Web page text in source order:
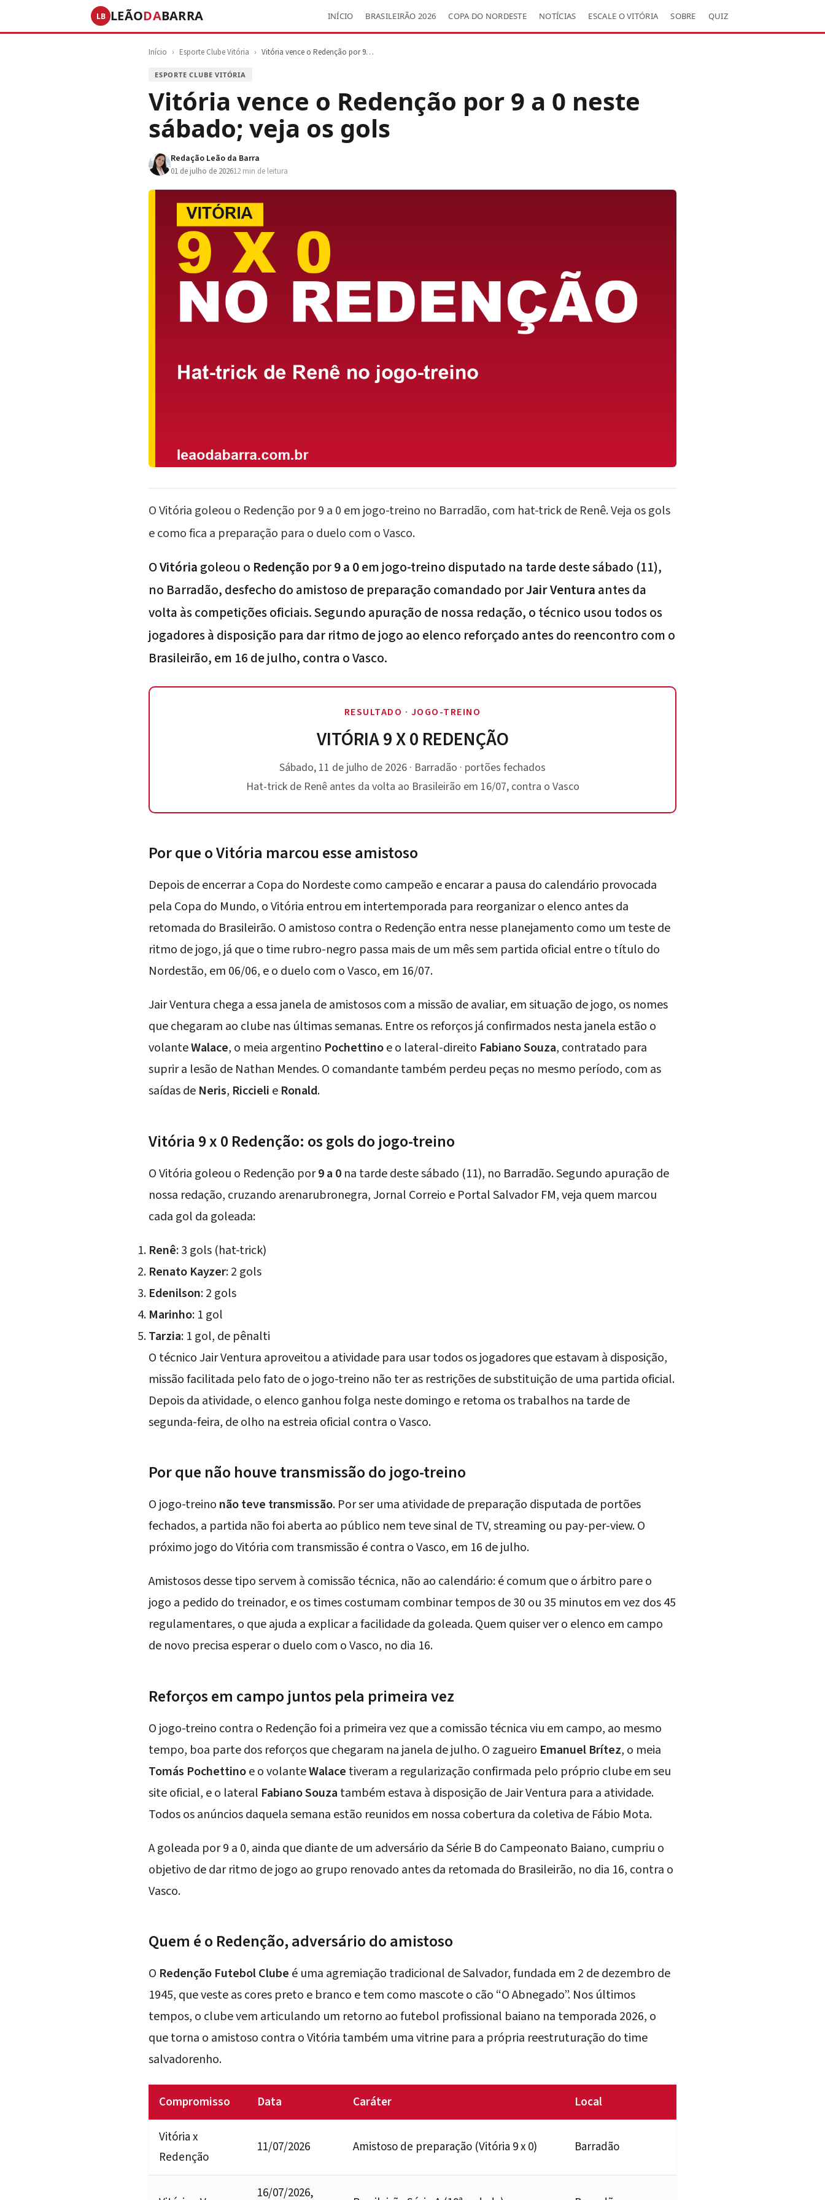
LB LEÃODABARRA INÍCIO BRASILEIRÃO 2026 COPA DO NORDESTE NOTÍCIAS ESCALE O VITÓRIA SOBRE QUIZ
Início › Esporte Clube Vitória › Vitória vence o Redenção por 9…
ESPORTE CLUBE VITÓRIA
Vitória vence o Redenção por 9 a 0 neste
sábado; veja os gols
Redação Leão da Barra
01 de julho de 202612 min de leitura
O Vitória goleou o Redenção por 9 a 0 em jogo-treino no Barradão, com hat-trick de Renê. Veja os gols
e como fica a preparação para o duelo com o Vasco.
OVitóriagoleou o Redenção por9 a 0em jogo-treino disputado na tarde deste sábado (11),
no Barradão, desfecho do amistoso de preparação comandado porJair Venturaantes da
volta às competições oficiais. Segundo apuração de nossa redação, o técnico usou todos os
jogadores à disposição para dar ritmo de jogo ao elenco reforçado antes do reencontro com o
Brasileirão, em 16 de julho, contra o Vasco.
RESULTADO · JOGO-TREINO
VITÓRIA 9 X 0 REDENÇÃO
Sábado, 11 de julho de 2026 · Barradão · portões fechados
Hat-trick de Renê antes da volta ao Brasileirão em 16/07, contra o Vasco
Por que o Vitória marcou esse amistoso
Depois de encerrar a Copa do Nordeste como campeão e encarar a pausa do calendário provocada
pela Copa do Mundo, o Vitória entrou em intertemporada para reorganizar o elenco antes da
retomada do Brasileirão. O amistoso contra o Redenção entra nesse planejamento como um teste de
ritmo de jogo, já que o time rubro-negro passa mais de um mês sem partida oficial entre o título do
Nordestão, em 06/06, e o duelo com o Vasco, em 16/07.
Jair Ventura chega a essa janela de amistosos com a missão de avaliar, em situação de jogo, os nomes
que chegaram ao clube nas últimas semanas. Entre os reforços já confirmados nesta janela estão o
volanteWalace, o meia argentino Pochettinoe o lateral-direito Fabiano Souza, contratado para
suprir a lesão de Nathan Mendes. O comandante também perdeu peças no mesmo período, com as
saídas de Neris, Riccieli e Ronald.
Vitória 9 x 0 Redenção: os gols do jogo-treino
O Vitória goleou o Redenção por9 a 0 na tarde deste sábado (11), no Barradão. Segundo apuração de
nossa redação, cruzando arenarubronegra, Jornal Correio e Portal Salvador FM, veja quem marcou
cada gol da goleada:
Renê: 3 gols (hat-trick)
Renato Kayzer: 2 gols
Edenilson: 2 gols
Marinho: 1 gol
Tarzia: 1 gol, de pênalti
O técnico Jair Ventura aproveitou a atividade para usar todos os jogadores que estavam à disposição,
missão facilitada pelo fato de o jogo-treino não ter as restrições de substituição de uma partida oficial.
Depois da atividade, o elenco ganhou folga neste domingo e retoma os trabalhos na tarde de
segunda-feira, de olho na estreia oficial contra o Vasco.
Por que não houve transmissão do jogo-treino
O jogo-treino não teve transmissão. Por ser uma atividade de preparação disputada de portões
fechados, a partida não foi aberta ao público nem teve sinal de TV, streaming ou pay-per-view. O
próximo jogo do Vitória com transmissão é contra o Vasco, em 16 de julho.
Amistosos desse tipo servem à comissão técnica, não ao calendário: é comum que o árbitro pare o
jogo a pedido do treinador, e os times costumam combinar tempos de 30 ou 35 minutos em vez dos 45
regulamentares, o que ajuda a explicar a facilidade da goleada. Quem quiser ver o elenco em campo
de novo precisa esperar o duelo com o Vasco, no dia 16.
Reforços em campo juntos pela primeira vez
O jogo-treino contra o Redenção foi a primeira vez que a comissão técnica viu em campo, ao mesmo
tempo, boa parte dos reforços que chegaram na janela de julho. O zagueiro Emanuel Brítez, o meia
Tomás Pochettinoe o volanteWalace tiveram a regularização confirmada pelo próprio clube em seu
site oficial, e o lateral Fabiano Souza também estava à disposição de Jair Ventura para a atividade.
Todos os anúncios daquela semana estão reunidos em nossa cobertura da coletiva de Fábio Mota.
A goleada por 9 a 0, ainda que diante de um adversário da Série B do Campeonato Baiano, cumpriu o
objetivo de dar ritmo de jogo ao grupo renovado antes da retomada do Brasileirão, no dia 16, contra o
Vasco.
Quem é o Redenção, adversário do amistoso
O Redenção Futebol Clube é uma agremiação tradicional de Salvador, fundada em 2 de dezembro de
1945, que veste as cores preto e branco e tem como mascote o cão “O Abnegado”. Nos últimos
tempos, o clube vem articulando um retorno ao futebol profissional baiano na temporada 2026, o
que torna o amistoso contra o Vitória também uma vitrine para a própria reestruturação do time
salvadorenho.
Compromisso Data Caráter Local
Vitória x
Redenção
11/07/2026 Amistoso de preparação (Vitória 9 x 0) Barradão
16/07/2026,